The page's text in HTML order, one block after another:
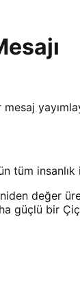
tüm
değer
güçlü bir